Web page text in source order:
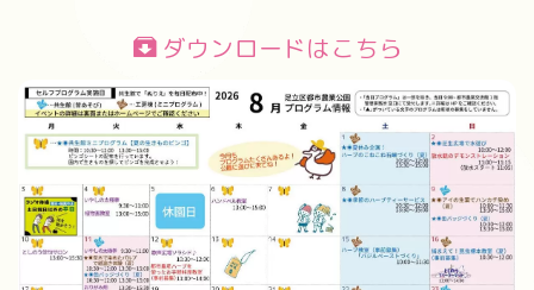
ダウンロードはこちら